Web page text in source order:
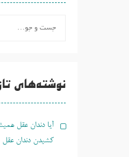
نوشته‌های
آیا دندان عقل
کشیدن دندان عقل